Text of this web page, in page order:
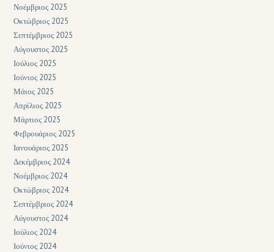
Νοέμβριος 2025
Οκτώβριος 2025
Σεπτέμβριος 2025
Αύγουστος 2025
Ιούλιος 2025
Ιούνιος 2025
Μάιος 2025
Απρίλιος 2025
Μάρτιος 2025
Φεβρουάριος 2025
Ιανουάριος 2025
Δεκέμβριος 2024
Νοέμβριος 2024
Οκτώβριος 2024
Σεπτέμβριος 2024
Αύγουστος 2024
Ιούλιος 2024
Ιούνιος 2024